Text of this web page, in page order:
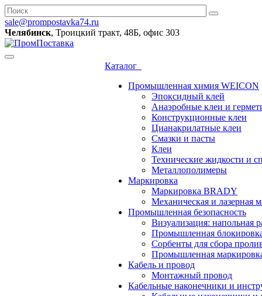
sale@prompostavka74.ru
Челябинск, Троицкий тракт, 48Б, офис 303
Каталог
Промышленная химия WEICON
Эпоксидный клей
Анаэробные клеи и
Конструкционные клеи
Цианакрилатные клеи
Смазки и пасты
Клеи
Технические жидкости и
Металлополимеры
Маркировка
Маркировка BRADY
Механическая и лазерная
Промышленная безопасность
Визуализация: напольная
Промышленная
Сорбенты для сбора
Промышленная
Кабель и провод
Монтажный провод
Кабельные наконечники и